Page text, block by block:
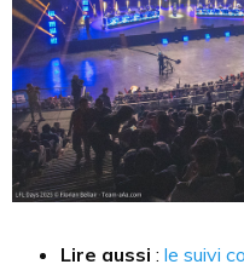
Lire aussi : le suivi